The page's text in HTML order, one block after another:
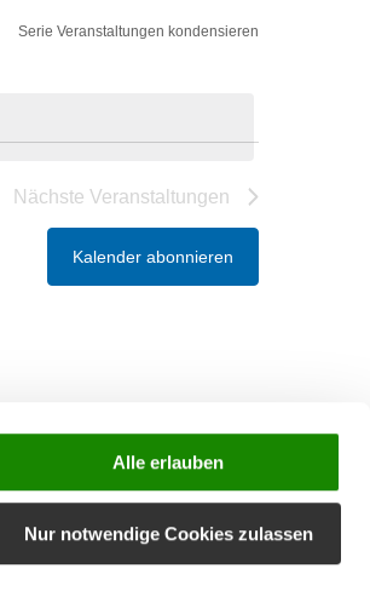
Alle erlauben
Nur notwendige Cookies zulassen
Serie Veranstaltungen kondensieren
Nächste Veranstaltungen
Kalender abonnieren